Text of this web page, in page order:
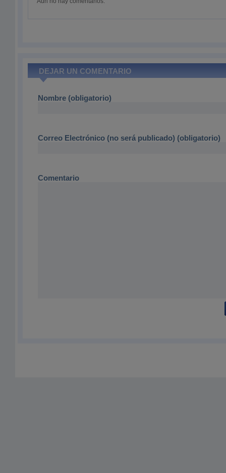
DEJAR UN COMENTARIO
Nombre (obligatorio)
Correo Electrónico (no será publicado) (obligatorio)
Comentario